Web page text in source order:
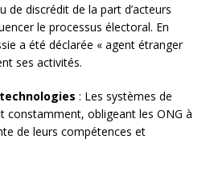
de discrédit de la part d’acteurs
le processus électoral. En
a été déclarée « agent étranger
ses activités.
: Les systèmes de
constamment, obligeant les ONG à
de leurs compétences et